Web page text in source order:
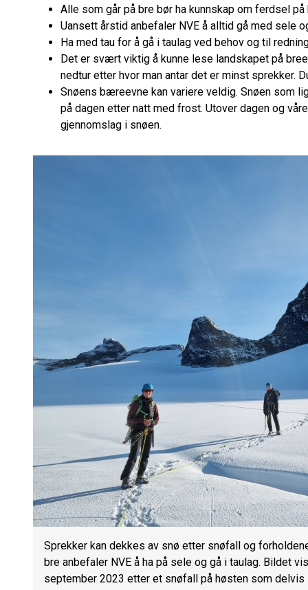
Alle som går på bre bør ha kunnskap om ferdsel
Uansett årstid anbefaler NVE å alltid gå med sele
Ha med tau for å gå i taulag ved behov og til
Det er svært viktig å kunne lese landskapet på
nedtur etter hvor man antar det er minst sprekker.
Snøens bæreevne kan variere veldig. Snøen som
på dagen etter natt med frost. Utover dagen og
gjennomslag i snøen.
Sprekker kan dekkes av snø etter snøfall og
bre anbefaler NVE å ha på sele og gå i taulag. Bildet
september 2023 etter et snøfall på høsten som